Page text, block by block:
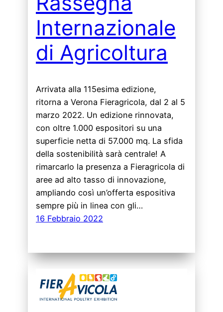
Internazionale
di Agricoltura
Arrivata alla 115esima edizione,
ritorna a Verona Fieragricola, dal 2 al 5
marzo 2022. Un edizione rinnovata,
con oltre 1.000 espositori su una
superficie netta di 57.000 mq. La sfida
della sostenibilità sarà centrale! A
rimarcarlo la presenza a Fieragricola di
aree ad alto tasso di innovazione,
ampliando così un’offerta espositiva
sempre più in linea con gli…
16 Febbraio 2022